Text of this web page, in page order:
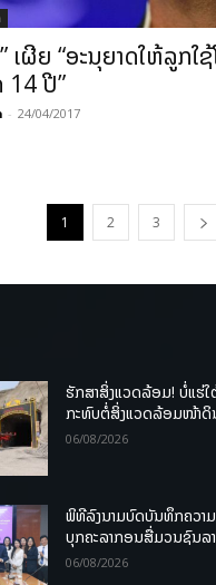
ເຜີຍ “ອະນຸຍາດໃຫ້ລູກ
14 ປີ”
- 24/04/2017
1 2 3
ຮັກສາສິ່ງແວດລ້ອມ! ບໍ່ແ
ກະທົບຕໍ່ສິ່ງແວດລ້ອມໜ້າດິ
06/08/2026
ພິທີລົງນາມບົດບັນທຶກຄວາມ
ບຸກຄະລາກອນສື່ມວນຊົນລ
06/08/2026